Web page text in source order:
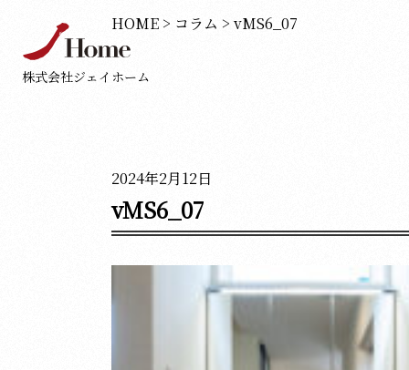
株式会社ジェイホーム
HOME > コラム > vMS6_07
2024年2月12日
vMS6_07